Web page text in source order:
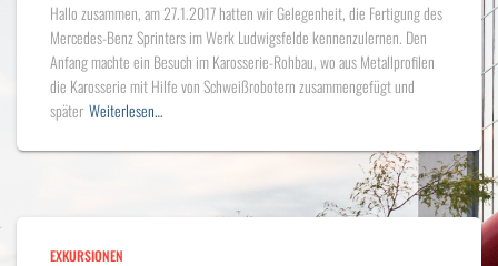
Hallo zusammen, am 27.1.2017 hatten wir Gelegenheit, die Fertigung des
Mercedes-Benz Sprinters im Werk Ludwigsfelde kennenzulernen. Den
Anfang machte ein Besuch im Karosserie-Rohbau, wo aus Metallprofilen
die Karosserie mit Hilfe von Schweißrobotern zusammengefügt und
später Weiterlesen…
EXKURSIONEN